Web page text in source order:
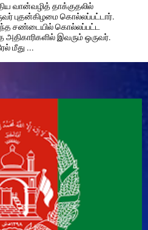
வான்வழித் தாக்குதலில்
புதன்கிழமை கொல்லப்பட்டார்.
சண்டையில் கொல்லப்பட்ட
அதிகாரிகளில் இவரும் ஒருவர்.
மீது ...